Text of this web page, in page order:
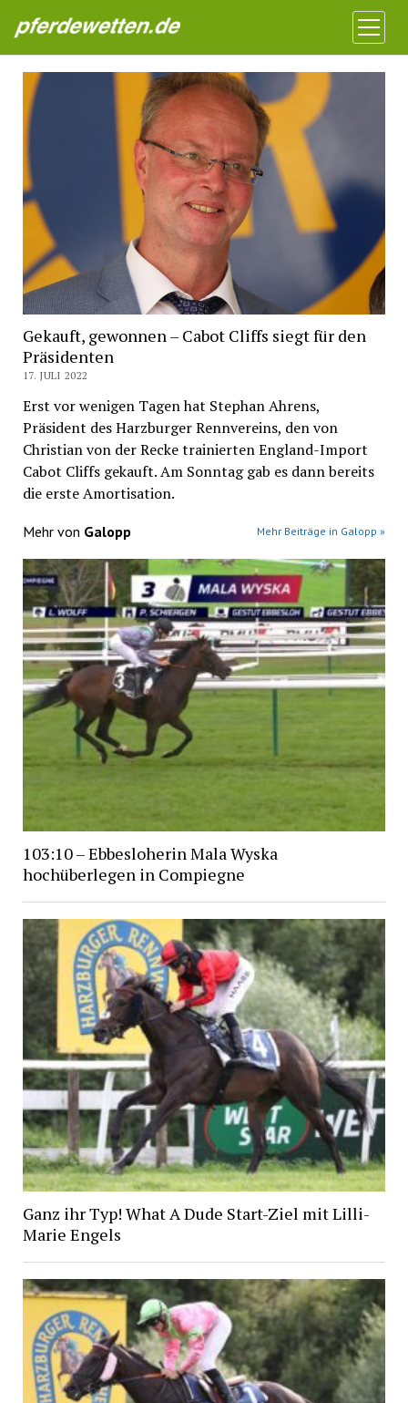
Pferdewetten News
Menü
öffnen
Gekauft, gewonnen – Cabot Cliffs siegt für den
Präsidenten
17. JULI 2022
Erst vor wenigen Tagen hat Stephan Ahrens,
Präsident des Harzburger Rennvereins, den von
Christian von der Recke trainierten England-Import
Cabot Cliffs gekauft. Am Sonntag gab es dann bereits
die erste Amortisation.
Mehr von Galopp Mehr Beiträge in Galopp »
103:10 – Ebbesloherin Mala Wyska
hochüberlegen in Compiegne
Ganz ihr Typ! What A Dude Start-Ziel mit Lilli-
Marie Engels